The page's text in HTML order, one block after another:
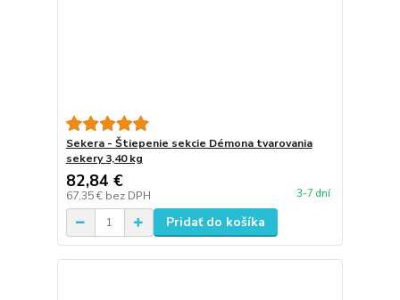
Sekera - Štiepenie sekcie Démona tvarovania
sekery 3,40 kg
82,84 €
67,35 € bez DPH 3-7 dní
Pridať do košíka